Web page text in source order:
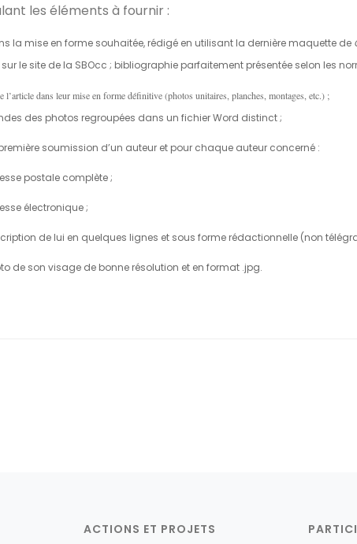
les éléments à fournir :
la mise en forme souhaitée, rédigé en utilisant la dernière maquette de
le site de la SBOcc ; bibliographie parfaitement présentée selon les
l’article dans leur mise en forme définitive (photos unitaires, planches, montages, etc.) ;
des photos regroupées dans un fichier Word distinct ;
soumission d’un auteur et pour chaque auteur concerné :
postale complète ;
électronique ;
de lui en quelques lignes et sous forme rédactionnelle (non
de son visage de bonne résolution et en format .jpg.
ACTIONS ET PROJETS